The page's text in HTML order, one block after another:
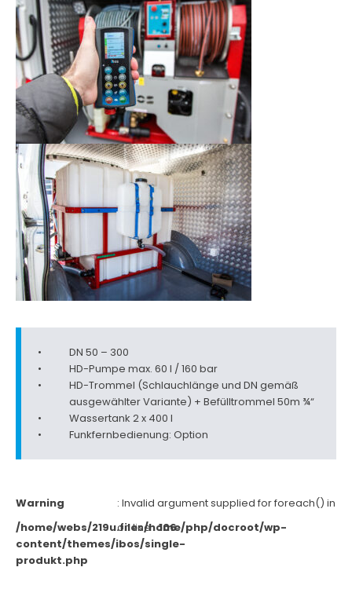
DN 50 – 300
HD-Pumpe max. 60 l / 160 bar
HD-Trommel (Schlauchlänge und DN gemäß
ausgewählter Variante) + Befülltrommel 50m ¾“
Wassertank 2 x 400 l
Funkfernbedienung: Option
Warning
: Invalid argument supplied for foreach() in
/home/webs/219u.files/home/php/docroot/wp-
content/themes/ibos/single-
produkt.php
on line 106